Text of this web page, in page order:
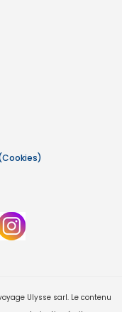
Ulysse sarl. Le contenu